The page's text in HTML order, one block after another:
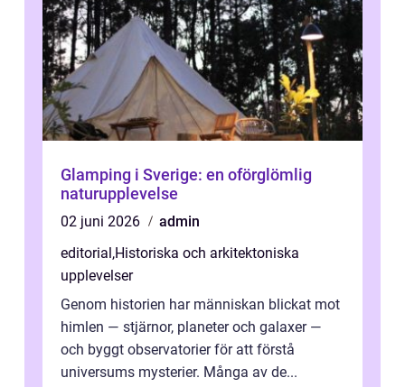
Glamping i Sverige: en oförglömlig
naturupplevelse
02 juni 2026
admin
editorial,Historiska och arkitektoniska
upplevelser
Genom historien har människan blickat mot
himlen — stjärnor, planeter och galaxer —
och byggt observatorier för att förstå
universums mysterier. Många av de...